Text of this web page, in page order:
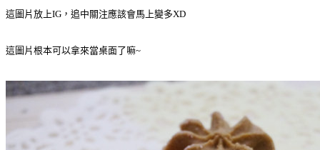
這圖片放上IG，追中關注應該會馬上變多XD
這圖片根本可以拿來當桌面了嘛~